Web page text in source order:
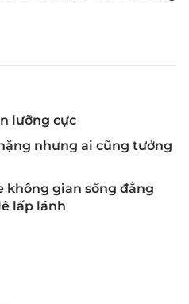
lưỡng cực
nhưng ai cũng tưởng
không gian sống đẳng
lấp lánh